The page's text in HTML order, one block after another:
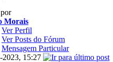
Morais
Ver Perfil
Ver Posts do Fórum
Mensagem Particular
2023, 15:27